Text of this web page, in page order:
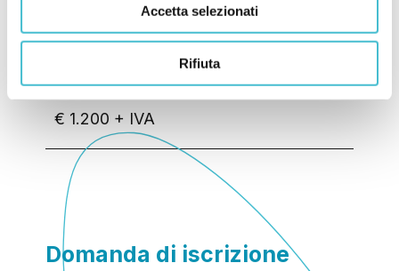
Accetta selezionati
Rifiuta
Quota di iscrizione
€ 1.200 + IVA
Domanda di iscrizione